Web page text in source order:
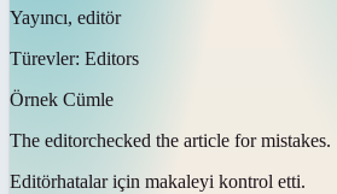
Yayıncı, editör
Türevler: Editors
Örnek Cümle
The editorchecked the article for mistakes.
Editörhatalar için makaleyi kontrol etti.